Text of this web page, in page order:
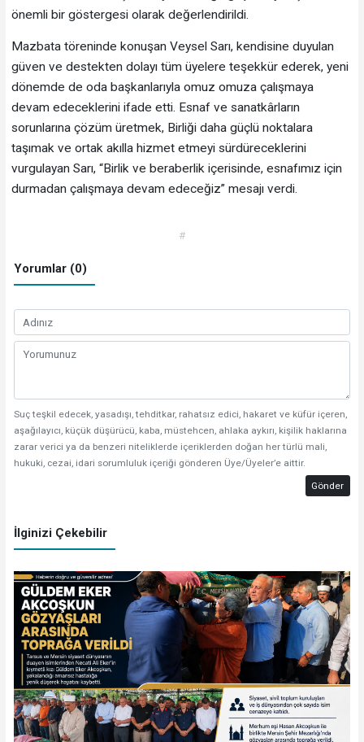
önemli bir göstergesi olarak değerlendirildi.
Mazbata töreninde konuşan Veysel Sarı, kendisine duyulan
güven ve destekten dolayı tüm üyelere teşekkür ederek, yeni
dönemde de oda başkanlarıyla omuz omuza çalışmaya
devam edeceklerini ifade etti. Esnaf ve sanatkârların
sorunlarına çözüm üretmek, Birliği daha güçlü noktalara
taşımak ve ortak akılla hizmet etmeyi sürdüreceklerini
vurgulayan Sarı, “Birlik ve beraberlik içerisinde, esnafımız için
durmadan çalışmaya devam edeceğiz” mesajı verdi.
#
Yorumlar (0)
Suç teşkil edecek, yasadışı, tehditkar, rahatsız edici, hakaret ve küfür içeren,
aşağılayıcı, küçük düşürücü, kaba, müstehcen, ahlaka aykırı, kişilik haklarına
zarar verici ya da benzeri niteliklerde içeriklerden doğan her türlü mali,
hukuki, cezai, idari sorumluluk içeriği gönderen Üye/Üyeler’e aittir.
Gönder
İlginizi Çekebilir